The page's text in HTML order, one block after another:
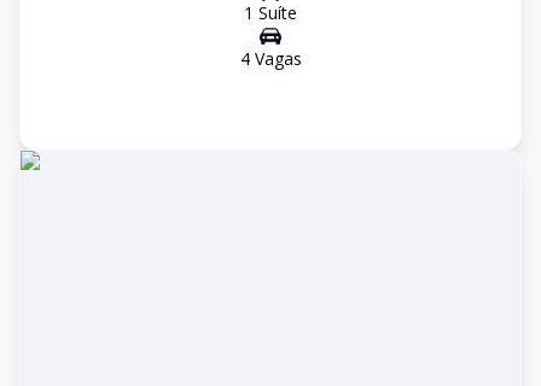
1 Suíte
4Vagas